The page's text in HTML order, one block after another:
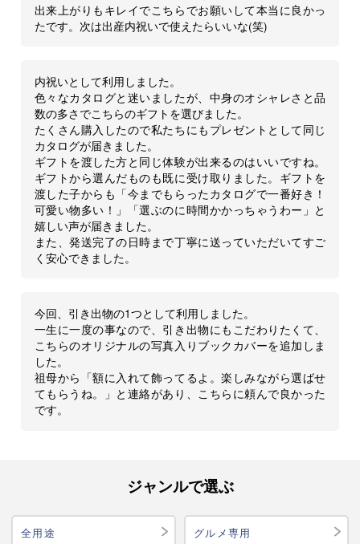
出来上がりもキレイでこちらでお願いして本当に良かっ
たです。次は出産内祝いで使えたらいいな(笑)
内祝いとして利用しました。
色々なカタログと迷いましたが、中身のオシャレさと品
数の多さでこちらのギフトを選びました。
たくさん購入したので私たちにもプレゼントとして同じ
カタログが届きました。
ギフトを渡した方と同じ体験が出来るのはいいですね。
ギフトから選んだものも既に受け取りました。ギフトを
渡した子からも「今までもらったカタログで一番好き！
可愛い物多い！」「選ぶのに時間かかっちゃうわー」と
嬉しい声が届きました。
また、発送完了の日時まで丁寧に送っていただいてすご
く安心できました。
今回、引き出物の1つとして利用しました。
一生に一度の事なので、引き出物にもこだわりたくて、
こちらのオリジナルの写真入りブックカバーを追加しま
した。
祖母から「額に入れて飾ってるよ。楽しみながら選ばせ
てもらうね。」と連絡があり、こちらに頼んで良かった
です。
ジャンルで選ぶ
全用途 グルメ専用